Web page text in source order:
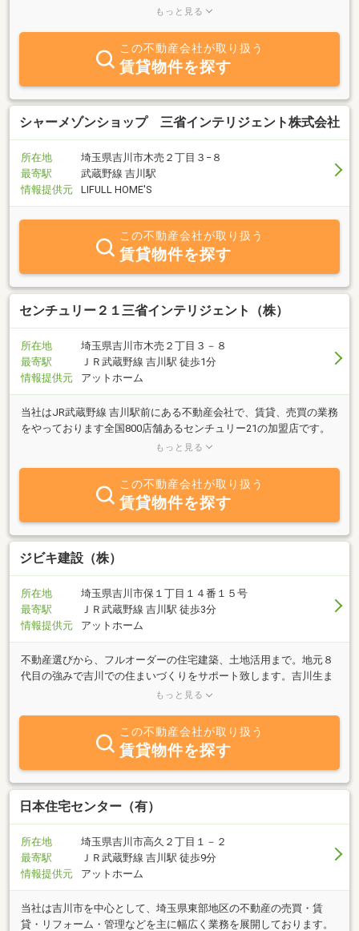
部屋探しの際は、ぜひ当社へお立寄り下さい。スタッフ一同心より
もっと見る
この不動産会社が取り扱う
賃貸物件を探す
シャーメゾンショップ 三省インテリジェント株式会社
所在地
埼玉県吉川市木売２丁目３−８
最寄駅
武蔵野線 吉川駅
情報提供元
LIFULL HOME'S
この不動産会社が取り扱う
賃貸物件を探す
センチュリー２１三省インテリジェント（株）
所在地
埼玉県吉川市木売２丁目３－８
最寄駅
ＪＲ武蔵野線 吉川駅 徒歩1分
情報提供元
アットホーム
当社はJR武蔵野線 吉川駅前にある不動産会社で、賃貸、売買の業務
をやっております全国800店舗あるセンチュリー21の加盟店です。
「センチュリーにしてよかった・・・」そんな多くの方々の声を励
っています。当社は、オーナー様と借主様の頼りになる掛け橋にな
ることを願っております。当社の特徴としまして●この近辺では抜
群の物件数を誇っています。●スタッフが納得いくまであなたの物
件をお探しします。 ●アフターケアがとっても充実してて安心で
す。 ●年中無休で皆さんのご要望におこたえしています。●駅前・交
通至便、いつでもお気軽にお立ちよりいただけます。どうぞお気軽
もっと見る
この不動産会社が取り扱う
賃貸物件を探す
ジビキ建設（株）
所在地
埼玉県吉川市保１丁目１４番１５号
最寄駅
ＪＲ武蔵野線 吉川駅 徒歩3分
情報提供元
アットホーム
不動産選びから、フルオーダーの住宅建築、土地活用まで。地元８
代目の強みで吉川での住まいづくりをサポート致します。吉川生ま
れ、吉川育ち、吉川在住のスタッフ多数。パパ・ママ・おじいちゃ
ます。賃貸のお部屋探しは女性スタッフがお手伝い致します。お気
軽に御相談ください。
もっと見る
この不動産会社が取り扱う
賃貸物件を探す
日本住宅センター（有）
所在地
埼玉県吉川市高久２丁目１－２
最寄駅
ＪＲ武蔵野線 吉川駅 徒歩9分
情報提供元
アットホーム
当社は吉川市を中心として、埼玉県東部地区の不動産の売買・賃
貸・リフォーム・管理などを主に幅広く業務を展開しております。